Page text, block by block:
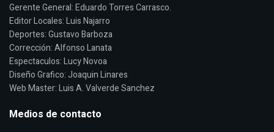
Gerente General: Eduardo Torres Carrasco.
Editor Locales: Luis Najarro
Deportes: Gustavo Barboza
Corrección: Alfonso Lanata
Espectaculos: Lucy Novoa
Diseño Grafico: Joaquin Linares
Web Master: Luis A. Valverde Sanchez
Medios de contacto